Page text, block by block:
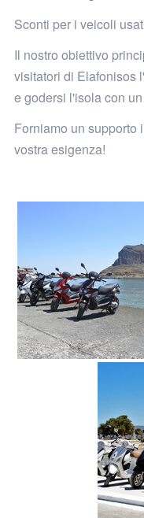
Sconti per i veicoli
Il nostro obiettivo
visitatori di Elafonisos
e godersi l'isola con
Forniamo un supporto
vostra esigenza!